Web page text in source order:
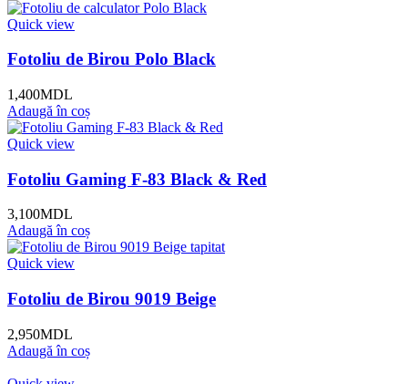
Quick view
Fotoliu de Birou Polo Black
1,400MDL
Adaugă în coș
Quick view
Fotoliu Gaming F-83 Black & Red
3,100MDL
Adaugă în coș
Quick view
Fotoliu de Birou 9019 Beige
2,950MDL
Adaugă în coș